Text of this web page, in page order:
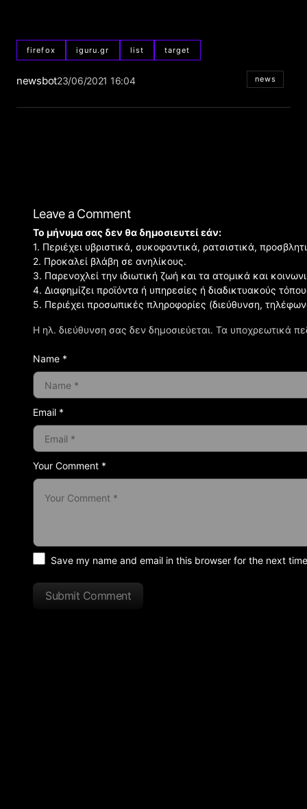
firefox iguru.gr list target
newsbot23/06/2021 16:04 news
Leave a Comment
Η ηλ. διεύθυνση σας δεν δημοσιεύεται. Τα υποχρεωτικά
Your Comment *
Το μήνυμα σας δεν θα δημοσιευτεί εάν:
1. Περιέχει υβριστικά, συκοφαντικά, ρατσιστικά,
2. Προκαλεί βλάβη σε ανηλίκους.
3. Παρενοχλεί την ιδιωτική ζωή και τα ατομικά και
4. Διαφημίζει προϊόντα ή υπηρεσίες ή διαδικτυακούς
5. Περιέχει προσωπικές πληροφορίες (διεύθυνση,
Name *
Email *
Save my name and email in this browser for the next
Submit Comment